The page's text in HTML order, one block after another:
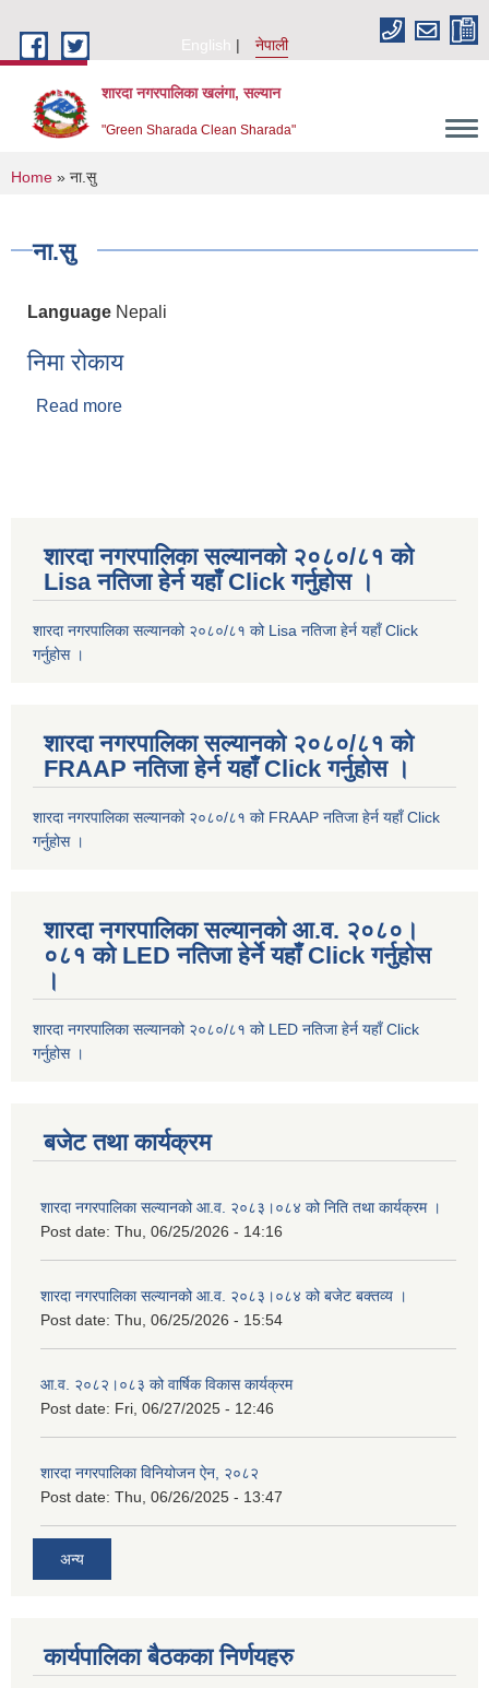
English
नेपाली
शारदा नगरपालिका खलंगा, सल्यान
"Green Sharada Clean Sharada"
You are here
Home » ना.सु
ना.सु
Language Nepali
निमा रोकाय
Read more
शारदा नगरपालिका सल्यानको २०८०/८१ को
Lisa नतिजा हेर्न यहाँ Click गर्नुहोस ।
शारदा नगरपालिका सल्यानको २०८०/८१ को Lisa नतिजा हेर्न यहाँ Click
गर्नुहोस ।
शारदा नगरपालिका सल्यानको २०८०/८१ को
FRAAP नतिजा हेर्न यहाँ Click गर्नुहोस ।
शारदा नगरपालिका सल्यानको २०८०/८१ को FRAAP नतिजा हेर्न यहाँ Click
गर्नुहोस ।
शारदा नगरपालिका सल्यानको आ.व. २०८०।
०८१ को LED नतिजा हेर्ने यहाँ Click गर्नुहोस
।
शारदा नगरपालिका सल्यानको २०८०/८१ को LED नतिजा हेर्न यहाँ Click
गर्नुहोस ।
बजेट तथा कार्यक्रम
शारदा नगरपालिका सल्यानको आ.व. २०८३।०८४ को निति तथा कार्यक्रम ।
Post date: Thu, 06/25/2026 - 14:16
शारदा नगरपालिका सल्यानको आ.व. २०८३।०८४ को बजेट बक्तव्य ।
Post date: Thu, 06/25/2026 - 15:54
आ.व. २०८२।०८३ को वार्षिक विकास कार्यक्रम
Post date: Fri, 06/27/2025 - 12:46
शारदा नगरपालिका विनियोजन ऐन, २०८२
Post date: Thu, 06/26/2025 - 13:47
अन्य
कार्यपालिका बैठकका निर्णयहरु